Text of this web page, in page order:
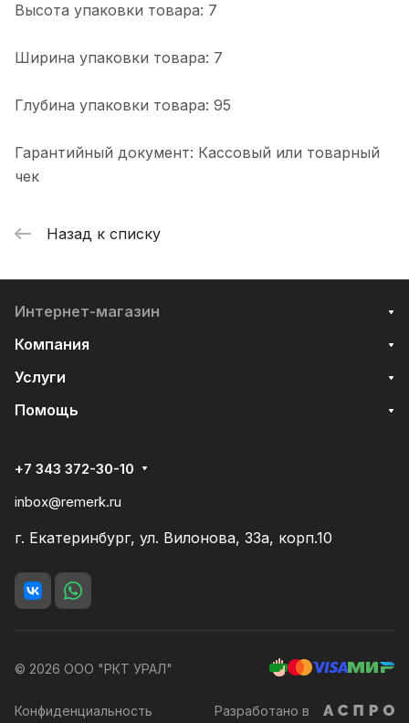
Высота упаковки товара: 7
Ширина упаковки товара: 7
Глубина упаковки товара: 95
Гарантийный документ: Кассовый или товарный
чек
Назад к списку
Интернет-магазин
Компания
Услуги
Помощь
+7 343 372-30-10
inbox@remerk.ru
г. Екатеринбург, ул. Вилонова, 33а, корп.10
© 2026 ООО "РКТ УРАЛ"
Конфиденциальность Разработано в